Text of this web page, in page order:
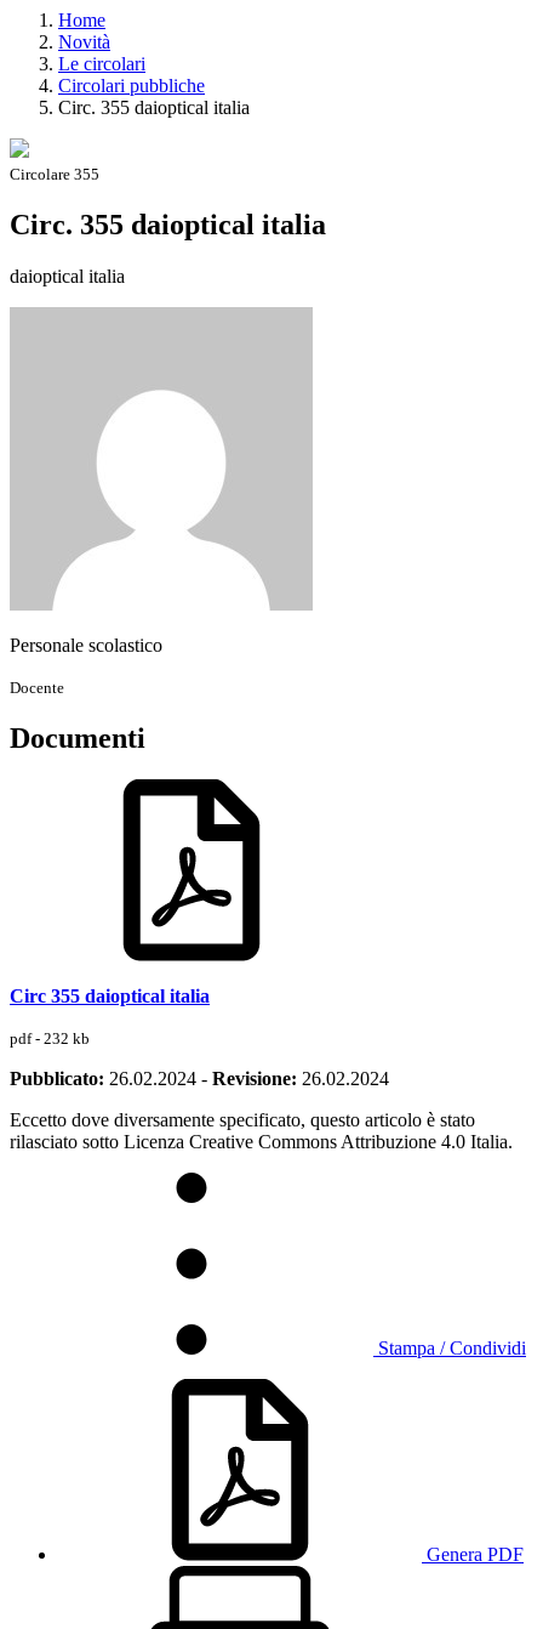
Home
Novità
Le circolari
Circolari pubbliche
Circ. 355 daioptical italia
Circolare 355
Circ. 355 daioptical italia
daioptical italia
Personale scolastico
Docente
Documenti
Circ 355 daioptical italia
pdf - 232 kb
Pubblicato: 26.02.2024 - Revisione: 26.02.2024
Eccetto dove diversamente specificato, questo articolo è stato
rilasciato sotto Licenza Creative Commons Attribuzione 4.0 Italia.
Stampa / Condividi
Genera PDF